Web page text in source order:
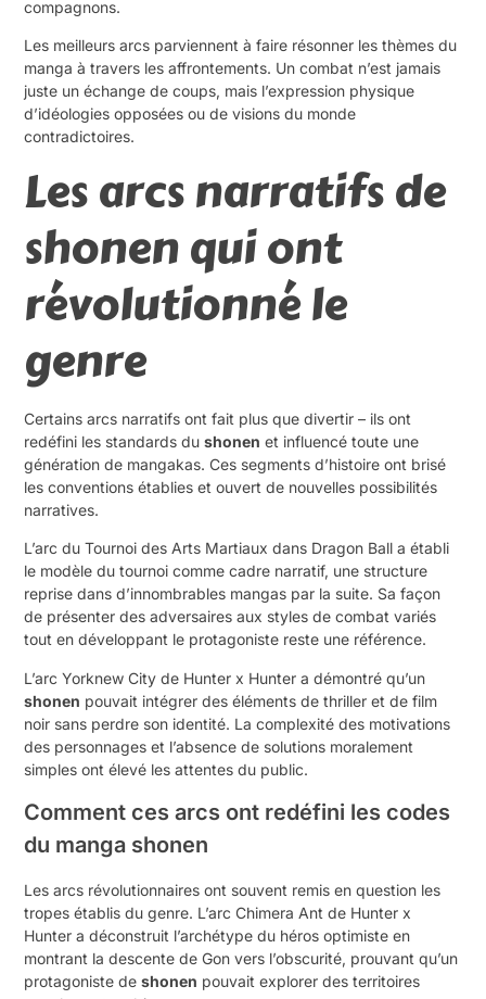
compagnons.
Les meilleurs arcs parviennent à faire résonner les thèmes du
manga à travers les affrontements. Un combat n’est jamais
juste un échange de coups, mais l’expression physique
d’idéologies opposées ou de visions du monde
contradictoires.
Les arcs narratifs de
shonen qui ont
révolutionné le
genre
Certains arcs narratifs ont fait plus que divertir – ils ont
redéfini les standards dushonen et influencé toute une
génération de mangakas. Ces segments d’histoire ont brisé
les conventions établies et ouvert de nouvelles possibilités
narratives.
L’arc du Tournoi des Arts Martiaux dans Dragon Ball a établi
le modèle du tournoi comme cadre narratif, une structure
reprise dans d’innombrables mangas par la suite. Sa façon
de présenter des adversaires aux styles de combat variés
tout en développant le protagoniste reste une référence.
L’arc Yorknew City de Hunter x Hunter a démontré qu’un
shonen pouvait intégrer des éléments de thriller et de film
noir sans perdre son identité. La complexité des motivations
des personnages et l’absence de solutions moralement
simples ont élevé les attentes du public.
Comment ces arcs ont redéfini les codes
du manga shonen
Les arcs révolutionnaires ont souvent remis en question les
tropes établis du genre. L’arc Chimera Ant de Hunter x
Hunter a déconstruit l’archétype du héros optimiste en
montrant la descente de Gon vers l’obscurité, prouvant qu’un
protagoniste deshonen pouvait explorer des territoires